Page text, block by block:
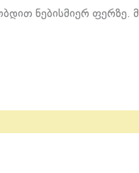
ნებისმიერ ფერზე.